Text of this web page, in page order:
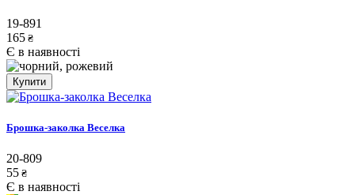
19-891
165 ₴
Є в наявності
Купити
Брошка-заколка Веселка
20-809
55 ₴
Є в наявності